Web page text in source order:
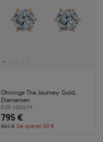
Ohrringe The Journey: Gold,
Diamanten
0.26 ct|SI2/H
795 €
864 € Sie sparen 69 €